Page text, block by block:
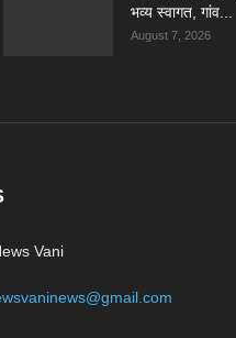
भव्य स्वागत, गांव...
August 7, 2026
Vani